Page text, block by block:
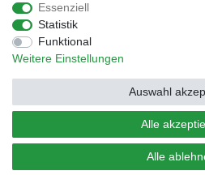
Impressum
Barrierefreiheitserklärung
Vertrag widerrufen
Essenziell
Statistik
Funktional
Weitere Einstellungen
Alle
Alle
Auswahl